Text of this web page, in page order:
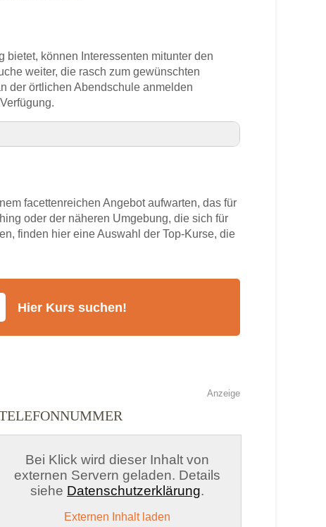
können Interessenten mitunter den
weiter, die rasch zum gewünschten
der örtlichen Abendschule anmelden
facettenreichen Angebot aufwarten, das für
oder der näheren Umgebung, die sich für
finden hier eine Auswahl der Top-Kurse, die
Anzeige
Bei Klick wird dieser Inhalt von
externen Servern geladen. Details
siehe Datenschutzerklärung.
Externen Inhalt laden